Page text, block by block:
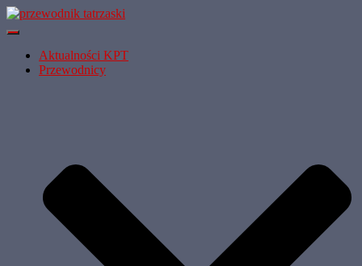
Przełącz
NawigacjęAktualności KPT
Przewodnicy